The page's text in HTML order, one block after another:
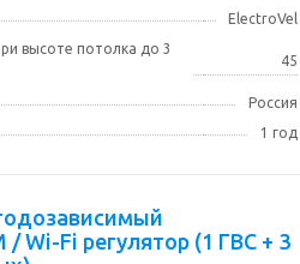
ElectroVel
высоте потолка до 3
45
Россия
1 год
/ Wi-Fi регулятор (1 ГВС + 3